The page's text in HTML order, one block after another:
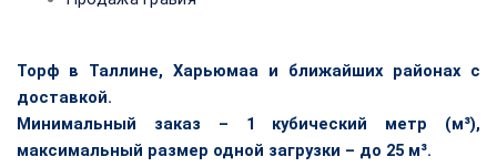
Торф в Таллине, Харьюмаа и ближайших районах с
доставкой.
Минимальный заказ – 1 кубический метр (м³),
максимальный размер одной загрузки – до 25 м³.